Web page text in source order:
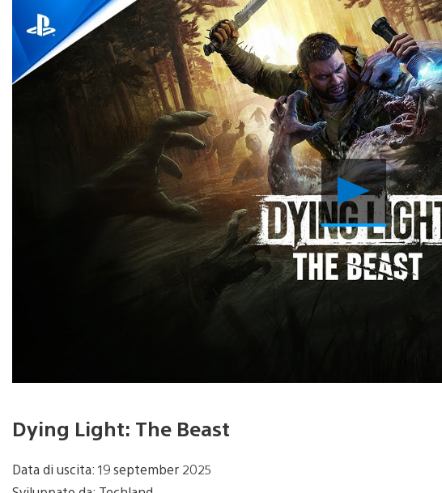
Riproduci
video
Dying Light: The Beast
Data di uscita: 19 september 2025